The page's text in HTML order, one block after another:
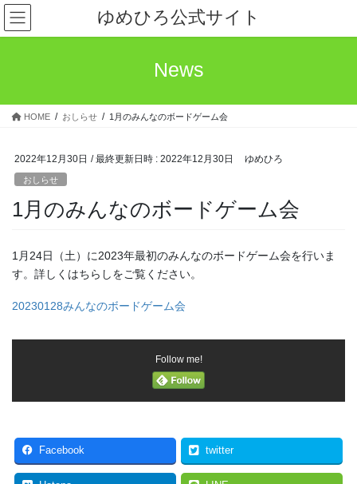
コ
ン
テ
ス
ナ
ビ
ゲ
ン
ゆめひろ公式サイト
News
HOME おしらせ 1月のみんなのボードゲーム会
2022年12月30日 / 最終更新日時 : 2022年12月30日 ゆめひろ
おしらせ
1月のみんなのボードゲーム会
1月24日（土）に2023年最初のみんなのボードゲーム会を行いま
す。詳しくはちらしをご覧ください。
20230128みんなのボードゲーム会
Follow me!
Facebook twitter